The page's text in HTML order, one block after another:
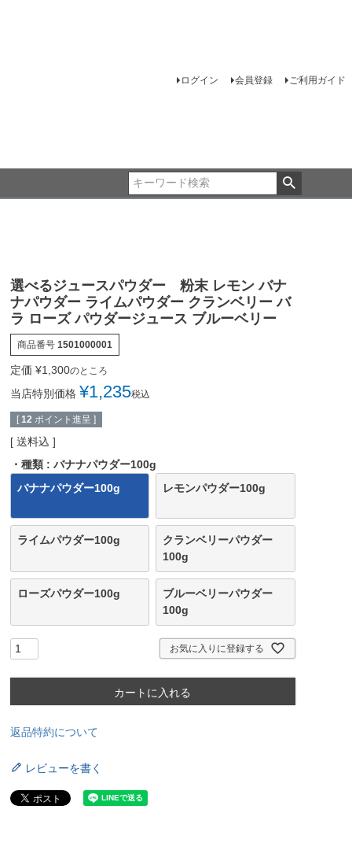
ログイン 会員登録 ご利用ガイド
選べるジュースパウダー 粉末 レモン バナ
ナパウダー ライムパウダー クランベリー バ
ラ ローズ パウダージュース ブルーベリー
商品番号 1501000001
定価 ¥1,300のところ
当店特別価格 ¥1,235税込
[ 12 ポイント進呈 ]
送料込
・種類
バナナパウダー100g
バナナパウダー100g
レモンパウダー100g
ライムパウダー100g
クランベリーパウダー
100g
ローズパウダー100g
ブルーベリーパウダー
100g
お気に入りに登録する
カートに入れる
返品特約について
レビューを書く